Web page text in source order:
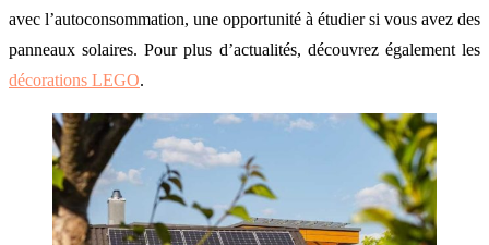
avec l’autoconsommation, une opportunité à étudier si vous avez des
panneaux solaires. Pour plus d’actualités, découvrez également les
décorations LEGO.